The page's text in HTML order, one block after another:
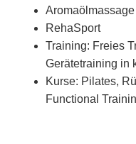
Aromaölmassage
RehaSport
Training: Freies
Gerätetraining in
Kurse: Pilates,
Functional